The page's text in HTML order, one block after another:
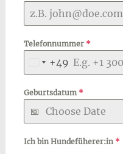
Telefonnummer *
Germany
+49
Geburtsdatum *
Ich bin Hundefüherer:in *